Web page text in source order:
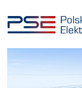
do
menu
do
treści